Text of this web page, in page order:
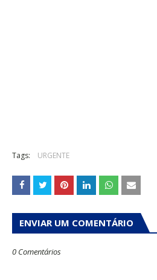
Tags: URGENTE
ENVIAR UM COMENTÁRIO
0 Comentários